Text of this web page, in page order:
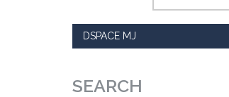
DSPACE MJ
SEARCH